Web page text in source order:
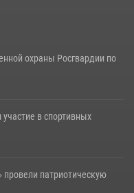
охраны Росгвардии по
в спортивных
патриотическую